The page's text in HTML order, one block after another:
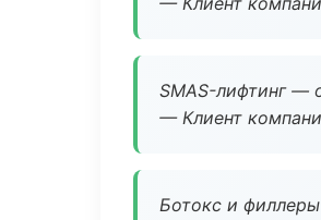
SMAS-лифтинг —
— Клиент
Ботокс и